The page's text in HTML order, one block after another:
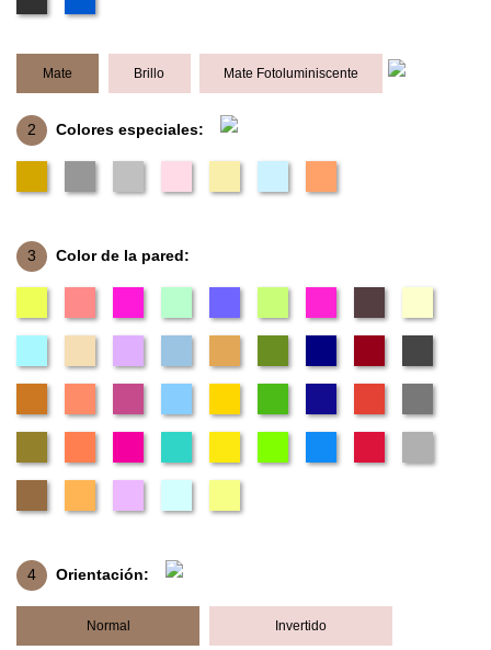
Mate Brillo Mate Fotoluminiscente
2 Colores especiales:
3 Color de la pared:
4 Orientación:
Normal Invertido